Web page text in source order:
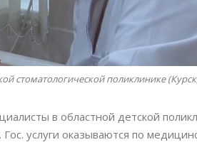
стоматологической поликлинике
в областной детской
услуги оказываются по